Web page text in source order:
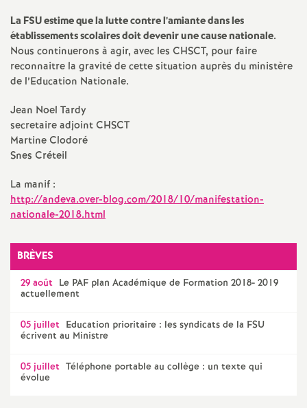
g
n
n
t
s
d
e
LaFSUestime que la lutte contre l’amiante dans les
établissements scolaires doit devenir une cause nationale.
Nous continuerons à agir, avec les CHSCT, pour faire
reconnaitre la gravité de cette situation auprès du ministère
de l’Education Nationale.
Jean Noel Tardy
secretaire adjointCHSCT
Martine Clodoré
Snes Créteil
La manif :
http://andeva.over-blog.com/2018/10/manifestation-
nationale-2018.html
BRÈVES
29 août Le PAF plan Académique de Formation 2018- 2019
actuellement
05 juillet Education prioritaire : les syndicats de la FSU
écrivent au Ministre
05 juillet Téléphone portable au collège : un texte qui
évolue